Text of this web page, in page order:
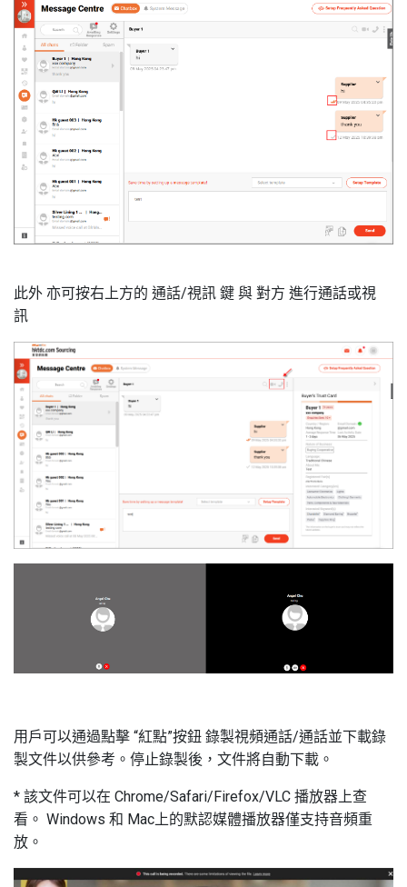
此外 亦可按右上方的 通話/視訊 鍵 與 對方 進行通話或視
訊
用戶可以通過點擊 “紅點”按鈕 錄製視頻通話/通話並下載錄
製文件以供參考。停止錄製後，文件將自動下載。
* 該文件可以在 Chrome/Safari/Firefox/VLC 播放器上查
看。 Windows 和 Mac上的默認媒體播放器僅支持音頻重
放。